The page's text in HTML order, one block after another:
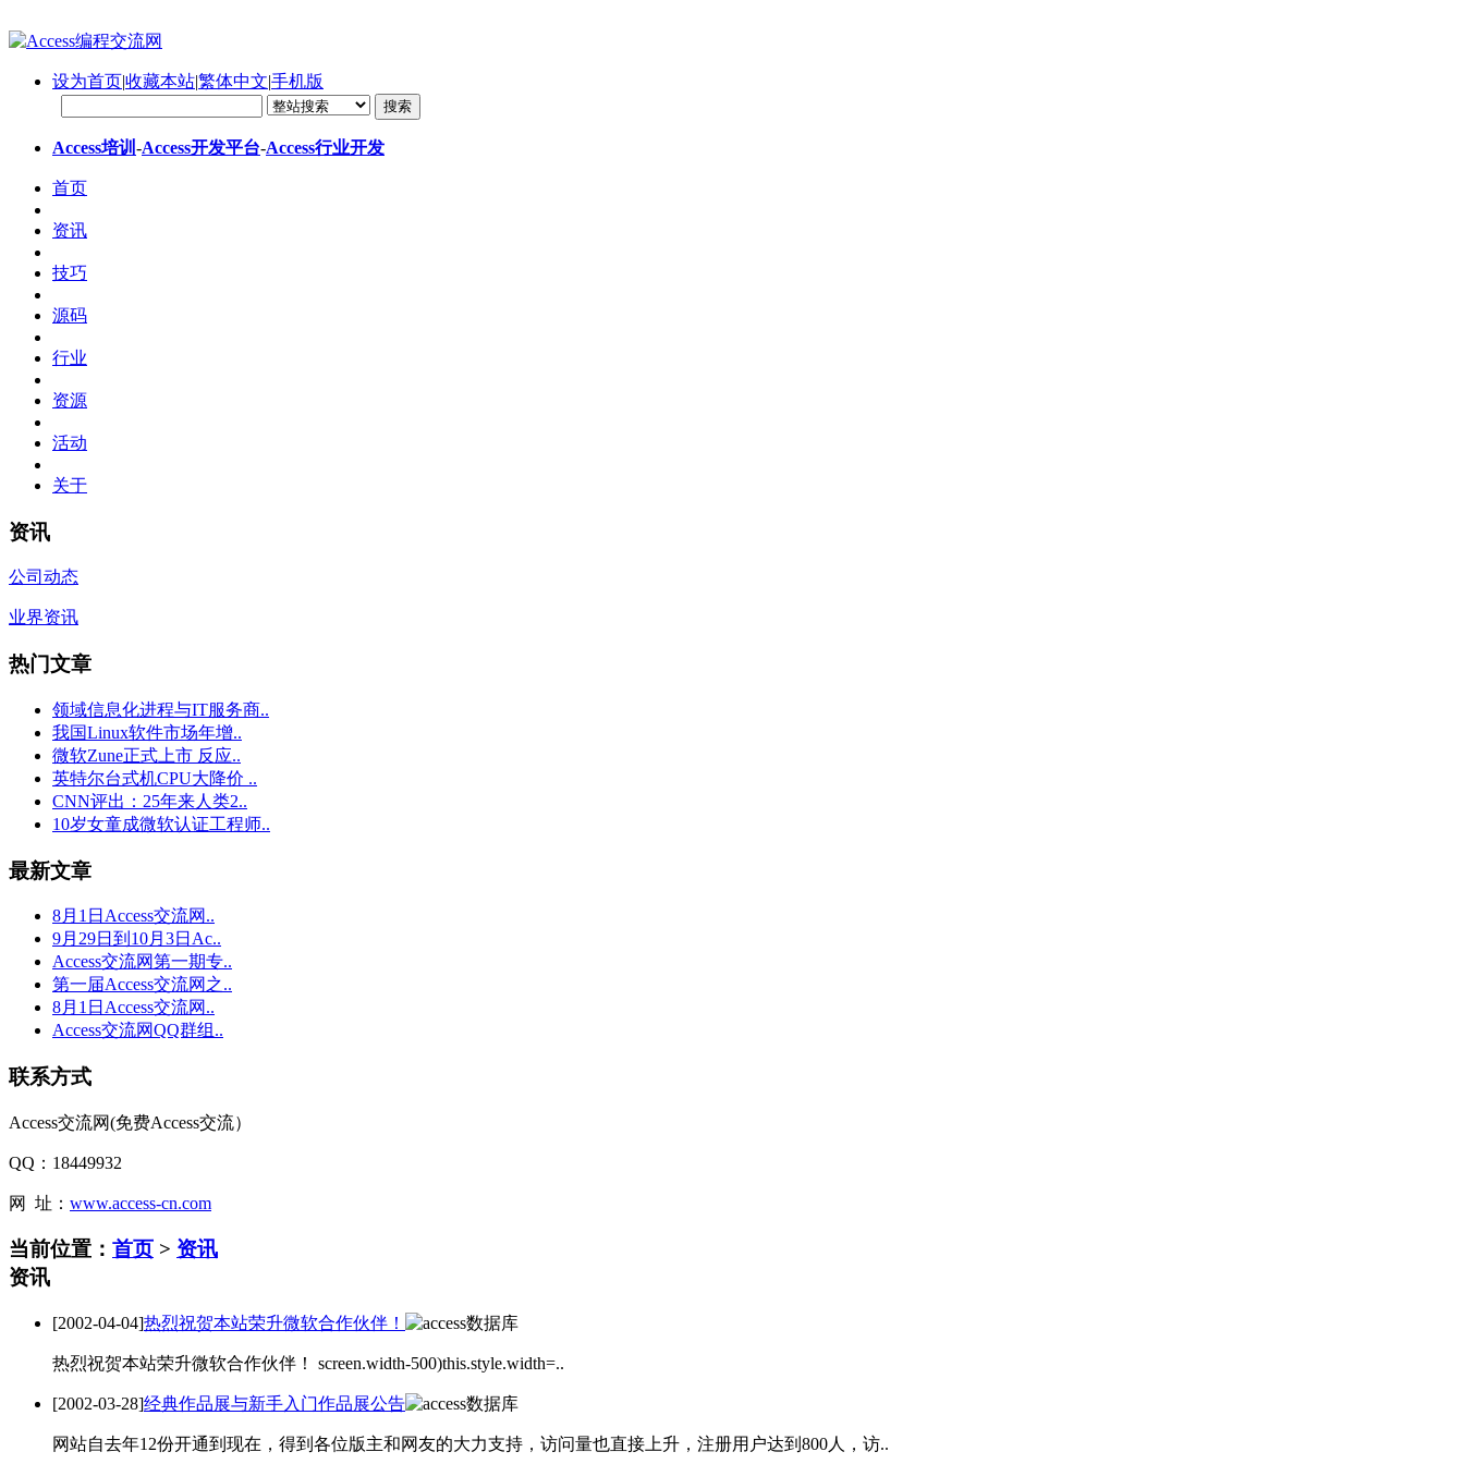
设为首页|收藏本站|繁体中文|手机版
Access培训 -Access开发平台-Access行业开发
首页
资讯
技巧
源码
行业
资源
活动
关于
资讯
公司动态
业界资讯
热门文章
领域信息化进程与IT服务商..
我国Linux软件市场年增..
微软Zune正式上市 反应..
英特尔台式机CPU大降价 ..
CNN评出：25年来人类2..
10岁女童成微软认证工程师..
最新文章
8月1日Access交流网..
9月29日到10月3日Ac..
Access交流网第一期专..
第一届Access交流网之..
8月1日Access交流网..
Access交流网QQ群组..
联系方式
Access交流网(免费Access交流）
QQ：18449932
网 址： www.access-cn.com
当前位置： 首页 > 资讯
资讯
[2002-04-04]热烈祝贺本站荣升微软合作伙伴！
热烈祝贺本站荣升微软合作伙伴！ screen.width-500)this.style.width=..
[2002-03-28]经典作品展与新手入门作品展公告
网站自去年12份开通到现在，得到各位版主和网友的大力支持，访问量也直接上升，注册用户达到800人，访..